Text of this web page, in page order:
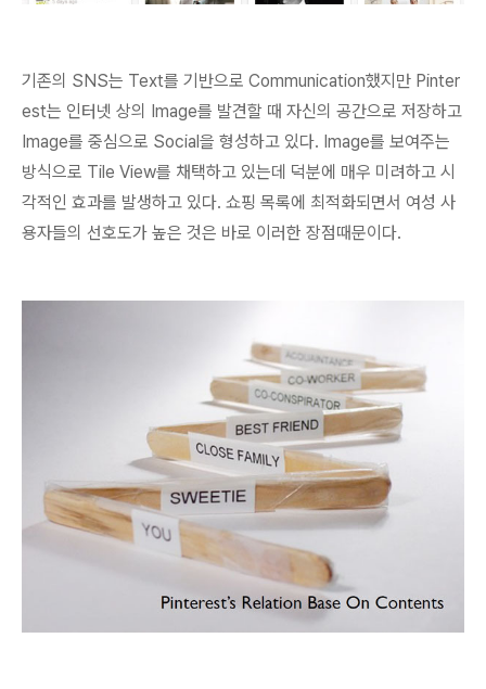
기존의 SNS는 Text를 기반으로 Communication했지만 Pinter
est는 인터넷 상의 Image를 발견할 때 자신의 공간으로 저장하고
Image를 중심으로 Social을 형성하고 있다. Image를 보여주는
방식으로 Tile View를 채택하고 있는데 덕분에 매우 미려하고 시
각적인 효과를 발생하고 있다. 쇼핑 목록에 최적화되면서 여성 사
용자들의 선호도가 높은 것은 바로 이러한 장점때문이다.